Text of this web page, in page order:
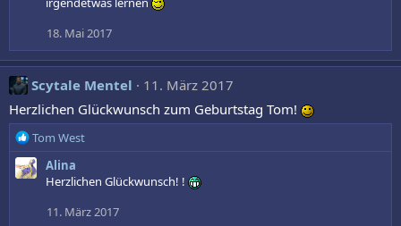
o
e
n
:
18. Mai 2017
Scytale Mentel
11. März 2017
Herzlichen Glückwunsch zum Geburtstag Tom!
R
e
a
Tom West
Alina
Herzlichen Glückwunsch! !
11. März 2017